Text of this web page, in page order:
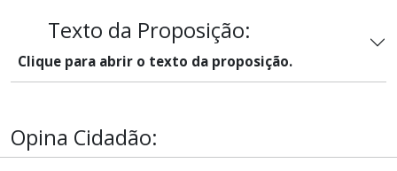
Texto da Proposição:
Clique para abrir o texto da proposição.
Opina Cidadão: